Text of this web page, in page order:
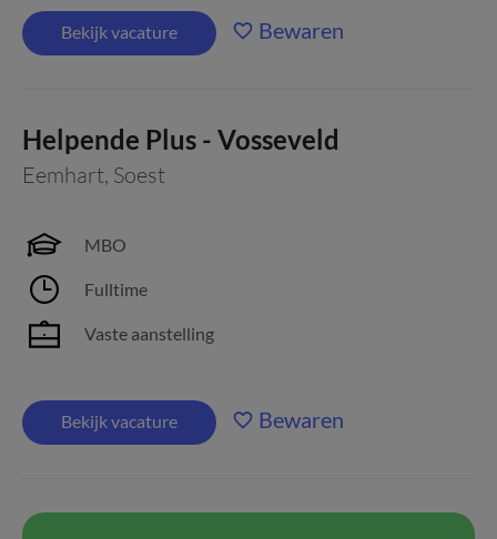
Bekijk vacature Bewaren
Helpende Plus - Vosseveld
Eemhart, Soest
MBO
Fulltime
Vaste aanstelling
Bekijk vacature Bewaren